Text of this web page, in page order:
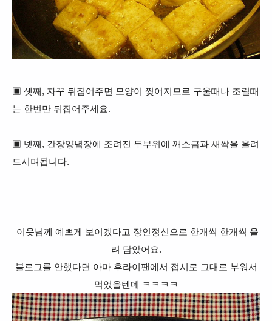
▣ 셋째, 자꾸 뒤집어주면 모양이 찢어지므로 구울때나 조릴때
는 한번만 뒤집어주세요.
▣ 넷째, 간장양념장에 조려진 두부위에 깨소금과 새싹을 올려
드시며됩니다.
이웃님께 예쁘게 보이겠다고 장인정신으로 한개씩 한개씩 올
려 담았어요.
블로그를 안했다면 아마 후라이팬에서 접시로 그대로 부워서
먹었을텐데 ㅋㅋㅋㅋ